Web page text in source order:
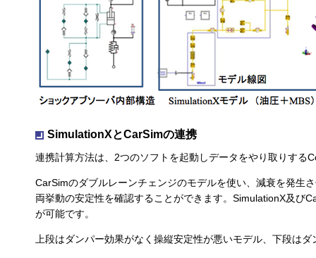
SimulationXとCarSimの連携
連携計算方法は、2つのソフトを起動しデータをやり取りする
CarSimのダブルレーンチェンジのモデルを使い、減衰を発生
両挙動の安定性を確認することができます。SimulationX及び
が可能です。
上段はダンパー効果がなく操縦安定性が悪いモデル、下段は